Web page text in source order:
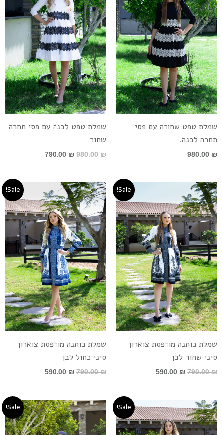
שמלת טפט שחורה עם פסי
תחרה לבנה.
980.00 ₪
שמלת טפט לבנה עם פסי תחרה
שחור
980.00₪
790.00 ₪
Sale!
שמלת כותנה מודפסת צוארון
סיני שחור לבן
790.00₪
המקורי
היה:
790.00 ₪.
590.00 ₪
הוא:
590.00 ₪.
Sale!
שמלת כותנה מודפסת צוארון
סיני כחול לבן
790.00₪
המחיר
המקורי
היה:
790.00 ₪.
590.00 ₪
הנוכחי
הוא:
590.00 ₪.
Sale!
המקורי
היה:
790.00 ₪.
הנוכחי
הוא:
590.00 ₪.
Sale!
טווח
מחירים:
עד